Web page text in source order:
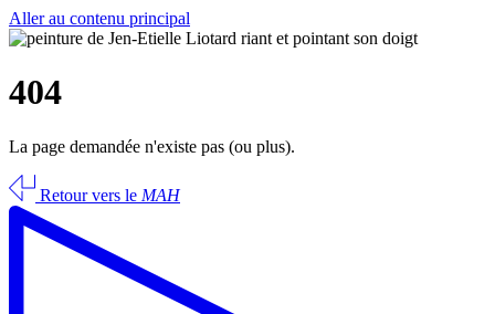
Aller au contenu principal
404
La page demandée n'existe pas (ou plus).
Retour vers le MAH